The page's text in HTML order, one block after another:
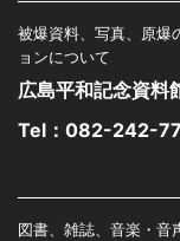
被爆資料、写真、原爆
ョンについて
広島平和記念資料
Tel： 082-242-
図書、雑誌、音楽・音